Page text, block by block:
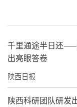
合运用于地
后，有不少经
千里通途半日还
出亮眼答卷
陕西日报
陕西科研团队研发